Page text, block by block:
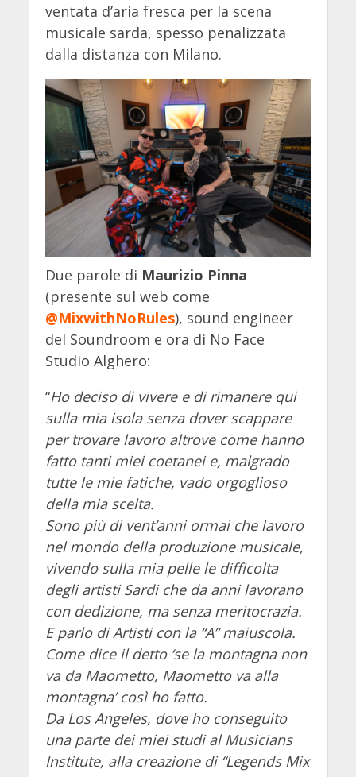
ventata d’aria fresca per la scena
musicale sarda, spesso penalizzata
dalla distanza con Milano.
Due parole di Maurizio Pinna
(presente sul web come
@MixwithNoRules), sound engineer
del Soundroom e ora di No Face
Studio Alghero:
“Ho deciso di vivere e di rimanere qui
sulla mia isola senza dover scappare
per trovare lavoro altrove come hanno
fatto tanti miei coetanei e, malgrado
tutte le mie fatiche, vado orgoglioso
della mia scelta.
Sono più di vent’anni ormai che lavoro
nel mondo della produzione musicale,
vivendo sulla mia pelle le difficolta
degli artisti Sardi che da anni lavorano
con dedizione, ma senza meritocrazia.
E parlo di Artisti con la “A” maiuscola.
Come dice il detto ‘se la montagna non
va da Maometto, Maometto va alla
montagna’ così ho fatto.
Da Los Angeles, dove ho conseguito
una parte dei miei studi al Musicians
Institute, alla creazione di “Legends Mix